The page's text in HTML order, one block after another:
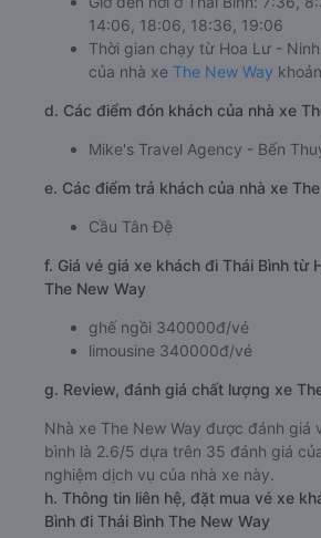
14:06, 18:06, 18:36, 19:06
Thời gian chạy từ Hoa Lư -
của nhà xe The New Way
d. Các điểm đón khách của nhà xe
Mike's Travel Agency - Bến
e. Các điểm trả khách của nhà xe
Cầu Tân Đệ
f. Giá vé giá xe khách đi Thái Bình từ
The New Way
ghế ngồi 340000đ/vé
limousine 340000đ/vé
g. Review, đánh giá chất lượng xe
Nhà xe The New Way được đánh giá
bình là 2.6/5 dựa trên 35 đánh giá
nghiệm dịch vụ của nhà xe này.
h. Thông tin liên hệ, đặt mua vé xe
Bình đi Thái Bình The New Way